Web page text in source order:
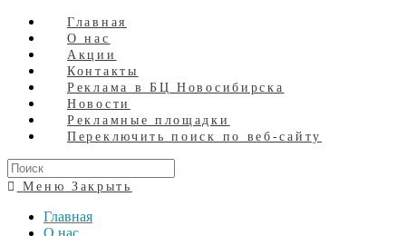
Главная
О нас
Акции
Контакты
Реклама в БЦ Новосибирска
Новости
Рекламные площадки
Переключить поиск по веб-сайту
Меню Закрыть
Главная
О нас